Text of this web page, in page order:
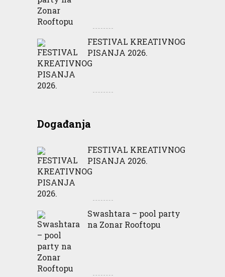
FESTIVAL KREATIVNOG
PISANJA 2026.
Događanja
FESTIVAL KREATIVNOG
PISANJA 2026.
Swashtara – pool party
na Zonar Rooftopu